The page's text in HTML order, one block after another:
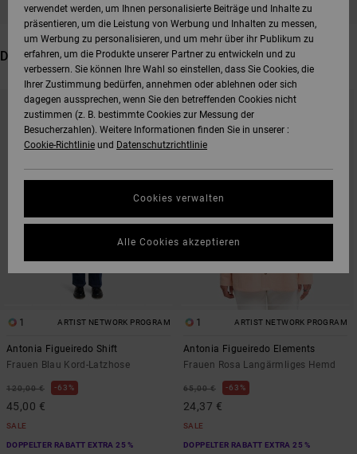
DAS KÖNNTE DIR AUCH GEFALLEN
DIREKT
FILTERKRITERIEN
ÜBERSPRINGEN
FILTERN
1 ARTIST NETWORK PROGRAM
Antonia Figueiredo Shift
Frauen Blau Kord-Latzhose
120,00 € 63%
45,00 €
SALE
DOPPELTER RABATT EXTRA 25 %
1 ARTIST NETWORK PROGRAM
Antonia Figueiredo Elements
Frauen Rosa Langärmliges Hemd
65,00 € 63%
24,37 €
SALE
DOPPELTER RABATT EXTRA 25 %
verwendet werden, um Ihnen personalisierte Beiträge und Inhalte zu
präsentieren, um die Leistung von Werbung und Inhalten zu messen,
um Werbung zu personalisieren, und um mehr über ihr Publikum zu
erfahren, um die Produkte unserer Partner zu entwickeln und zu
verbessern. Sie können Ihre Wahl so einstellen, dass Sie Cookies, die
Ihrer Zustimmung bedürfen, annehmen oder ablehnen oder sich
dagegen aussprechen, wenn Sie den betreffenden Cookies nicht
zustimmen (z. B. bestimmte Cookies zur Messung der
Besucherzahlen). Weitere Informationen finden Sie in unserer :
Cookie-Richtlinie und Datenschutzrichtlinie
Cookies verwalten
Alle Cookies akzeptieren